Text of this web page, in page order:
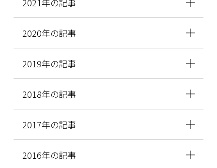
2020年の記事
2019年の記事
2018年の記事
2017年の記事
2016年の記事